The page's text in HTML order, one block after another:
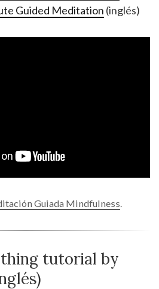
Guided Meditation (inglés)
Guiada Mindfulness.
tutorial by